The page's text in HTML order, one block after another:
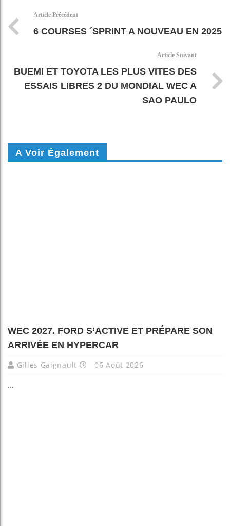
Article Précédent
6 COURSES ´SPRINT A NOUVEAU EN 2025
Article Suivant
BUEMI ET TOYOTA LES PLUS VITES DES
ESSAIS LIBRES 2 DU MONDIAL WEC A
SAO PAULO
A Voir Également
WEC 2027. FORD S’ACTIVE ET PRÉPARE SON
ARRIVÉE EN HYPERCAR
Gilles Gaignault 06 Août 2026
...